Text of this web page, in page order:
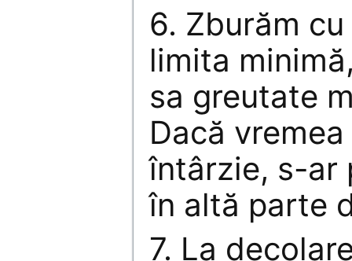
6. Zburăm
limita
sa greutate
Dacă
întârzie, s-ar
în altă parte
7. La